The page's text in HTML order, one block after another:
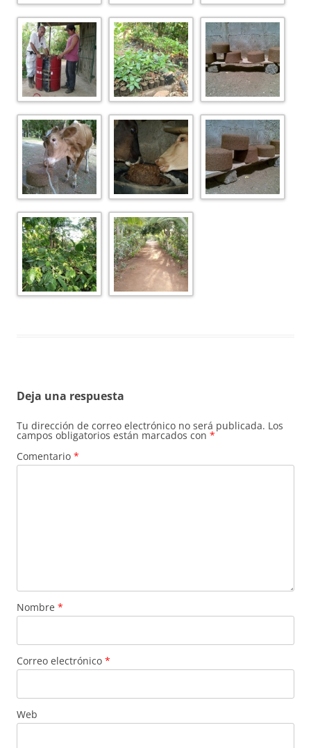
Deja una respuesta
Tu dirección de correo electrónico no será publicada. Los
campos obligatorios están marcados con *
Comentario *
Nombre *
Correo electrónico *
Web